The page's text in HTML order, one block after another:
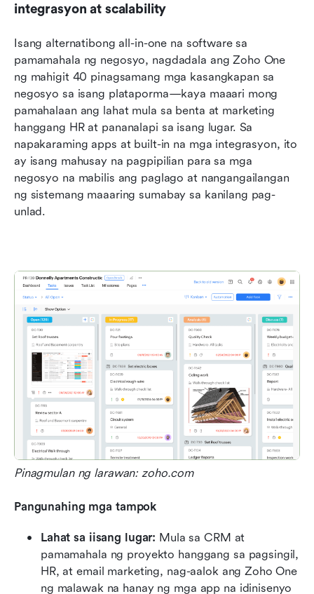
integrasyon at scalability
Isang alternatibong all-in-one na software sa
pamamahala ng negosyo, nagdadala ang Zoho One
ng mahigit 40 pinagsamang mga kasangkapan sa
negosyo sa isang plataporma—kaya maaari mong
pamahalaan ang lahat mula sa benta at marketing
hanggang HR at pananalapi sa isang lugar. Sa
napakaraming apps at built-in na mga integrasyon, ito
ay isang mahusay na pagpipilian para sa mga
negosyo na mabilis ang paglago at nangangailangan
ng sistemang maaaring sumabay sa kanilang pag-
unlad.
Pinagmulan ng larawan: zoho.com
Pangunahing mga tampok
Lahat sa iisang lugar: Mula sa CRM at
pamamahala ng proyekto hanggang sa pagsingil,
HR, at email marketing, nag-aalok ang Zoho One
ng malawak na hanay ng mga app na idinisenyo